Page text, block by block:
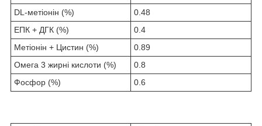
DL-метіонін (%)
0.48
ЕПК + ДГК (%)
0.4
Метіонін + Цистин (%)
0.89
Омега 3 жирні кислоти (%)
0.8
Фосфор (%)
0.6